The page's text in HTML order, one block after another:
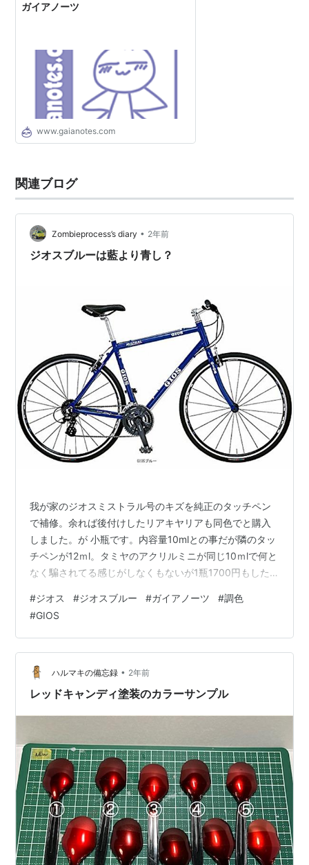
ガイアノーツ
www.gaianotes.com
関連ブログ
Zombieprocess’s diary • 2年前
ジオスブルーは藍より青し？
我が家のジオスミストラル号のキズを純正のタッチペン
で補修。余れば後付けしたリアキヤリアも同色でと購入
しました。が 小瓶です。内容量10mlとの事だが隣のタッ
チペンが12ｍⅼ。タミヤのアクリルミニが同じ10ｍⅼで何と
なく騙されてる感じがしなくもないが1瓶1700円もした
乾きが悪いと言うか乾かない1週間しても触手すると指紋
痕が付くくらい。レビューでも耳にしていたので覚悟し
ていたけどこれではキャリアに吹いても何時乾くのか分
からないし何本も使って試す財もないので身近に近い色
はないかと探します アプリとか試してみたりしたけど良
く分からないのでヤマダやジョ…
#ジオス #ジオスブルー #ガイアノーツ #調色
#GIOS
ハルマキの備忘録 • 2年前
レッドキャンディ塗装のカラーサンプル